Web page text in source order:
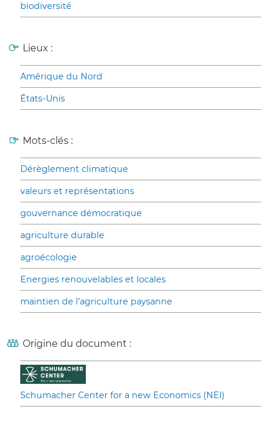
biodiversité
Lieux :
Amérique du Nord
États-Unis
Mots-clés :
Dérèglement climatique
valeurs et représentations
gouvernance démocratique
agriculture durable
agroécologie
Energies renouvelables et locales
maintien de l’agriculture paysanne
Origine du document :
Schumacher Center for a new Economics (NEI)